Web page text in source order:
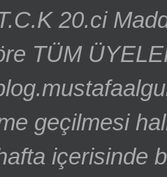
20.ci
TÜM
geçilmesi
içerisinde